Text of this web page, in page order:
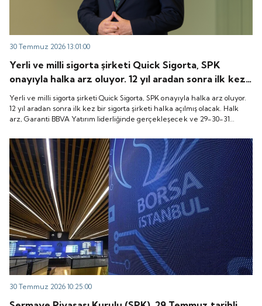
30 Temmuz 2026 13:01:00
Yerli ve milli sigorta şirketi Quick Sigorta, SPK
onayıyla halka arz oluyor. 12 yıl aradan sonra ilk kez
bir sigorta şirketi halka açılmış olacak. Halk arz,
Garanti BBVA Yatırım liderliğinde gerçekleşecek ve
29-30-31 Temmuz 2026 tarihlerinde talep
ile Quick Sigorta işlem görmeye başlayacak.
Yerli ve milli sigorta şirketi Quick Sigorta, SPK onayıyla halka arz oluyor.
12 yıl aradan sonra ilk kez bir sigorta şirketi halka açılmış olacak. Halk
arz, Garanti BBVA Yatırım liderliğinde gerçekleşecek ve 29-30-31
“Gong Töreni” ile Quick Sigorta işlem görmeye başlayacak.
30 Temmuz 2026 10:25:00